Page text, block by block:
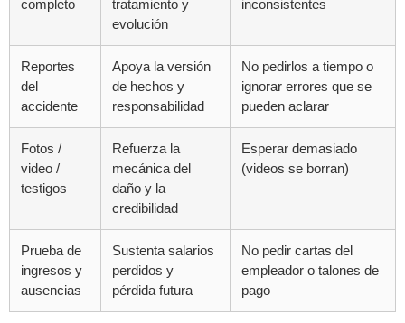
completo
tratamiento y
evolución
inconsistentes
Reportes
del
accidente
Apoya la versión
de hechos y
responsabilidad
No pedirlos a tiempo o
ignorar errores que se
pueden aclarar
Fotos /
video /
testigos
Refuerza la
mecánica del
daño y la
credibilidad
Esperar demasiado
(videos se borran)
Prueba de
ingresos y
ausencias
Sustenta salarios
perdidos y
pérdida futura
No pedir cartas del
empleador o talones de
pago